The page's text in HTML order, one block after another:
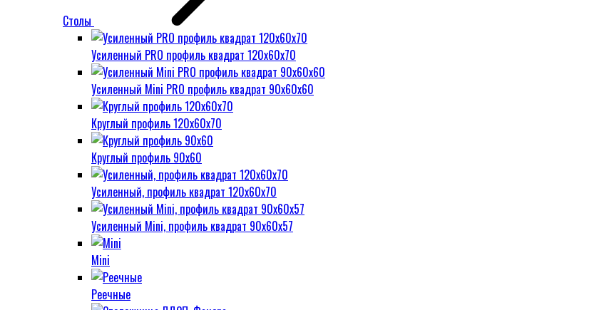
Столы
Усиленный PRO профиль квадрат 120х60х70
Усиленный Mini PRO профиль квадрат 90х60х60
Круглый профиль 120х60х70
Круглый профиль 90х60
Усиленный, профиль квадрат 120х60х70
Усиленный Mini, профиль квадрат 90х60х57
Mini
Реечные